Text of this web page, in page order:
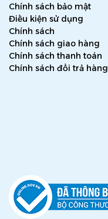
Chính sách bảo mật
Điều kiện sử dụng
Chính sách
Chính sách giao hàng
Chính sách thanh toán
Chính sách đổi trả hàng